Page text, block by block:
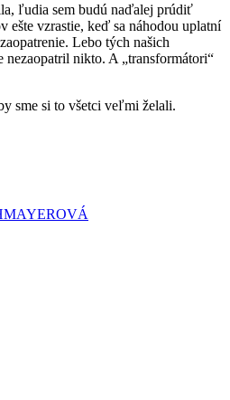
ľudia sem budú naďalej prúdiť
ešte vzrastie, keď sa náhodou uplatní
Lebo tých našich
nikto. A „transformátori“
sme si to všetci veľmi želali.